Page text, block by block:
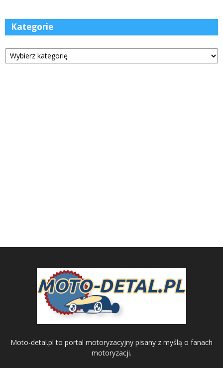
Kategorie
Kategorie
Moto-detal.pl to portal motoryzacyjny pisany z myślą o fanach
motoryzacji.